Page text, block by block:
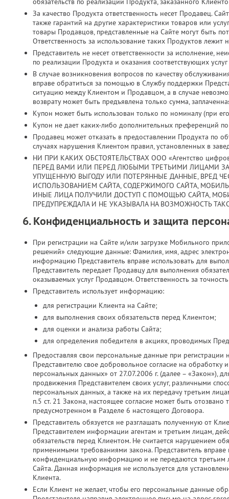
За качество Продукта ответственность несет Продавец.
также гарантий на другие характеристики товаров или
товары Продавцов, представленные на Сайте могут быть
Ответственность за использование таких Продуктов лежит
Представитель не несет ответственности за исполнение,
по реализации Продукта и оказания соответствующих
В случае возникновения вопросов по качеству
вправе обратиться за помощью в Службу поддержки
ситуацию между Клиентом и Продавцом, а в случае
возврату может быть предъявлена только сумма,
Купон может быть использован только по номиналу (при
Купон не дает каких-либо дополнительных преференций
Продавец может отказать в предоставлении Продукта по
случаях нарушения Клиентом правил, установленных в
НИ ПРИ КАКИХ ОБСТОЯТЕЛЬСТВАХ ООО «Агентство
ПЕРЕД ВАМИ ИЛИ ПЕРЕД ЛЮБЫМИ ТРЕТЬИМИ ЛИЦАМИ
УПУЩЕННУЮ ВЫГОДУ ИЛИ ПОТЕРЯННЫЕ ДАННЫЕ, ВРЕД
ИСПОЛЬЗОВАНИЕМ САЙТА, СОДЕРЖИМОГО САЙТА,
ИНЫЕ ЛИЦА ПОЛУЧИЛИ ДОСТУП С ПОМОЩЬЮ САЙТА,
ПРЕДУПРЕЖДАЛА И НЕ УКАЗЫВАЛА НА ВОЗМОЖНОСТЬ
6. Конфиденциальность и защита
При регистрации на Сайте и/или загрузке Мобильного
решений» следующие данные: Фамилия, имя, адрес
информацию Представитель вправе использовать для
Представитель передает Продавцу для выполнения
оказываемых услуг Продавцом. Ответственность за
Представитель использует информацию:
для регистрации Клиента на Сайте;
для выполнения своих обязательств перед Клиентом;
для оценки и анализа работы Сайта;
для определения победителя в акциях, проводимых
Предоставляя свои персональные данные при
Представителю свое добровольное согласие на обработку
персональных данных» от 27.07.2006 г. (далее – «Закон»),
продвижения Представителем своих услуг, различными
персональных данных, а также на их передачу третьим
п.5 ст. 21 Закона, настоящее согласие может быть
предусмотренном в Разделе 6 настоящего Договора.
Представитель обязуется не разглашать полученную от
Представителем информации агентам и третьим лицам,
обязательств перед Клиентом. Не считается нарушением
применимыми требованиями закона. Представитель вправе
конфиденциальную информацию и не передаются третьим
Сайта. Данная информация не используется для
Клиента.
Если Клиент не желает, чтобы его персональные данные